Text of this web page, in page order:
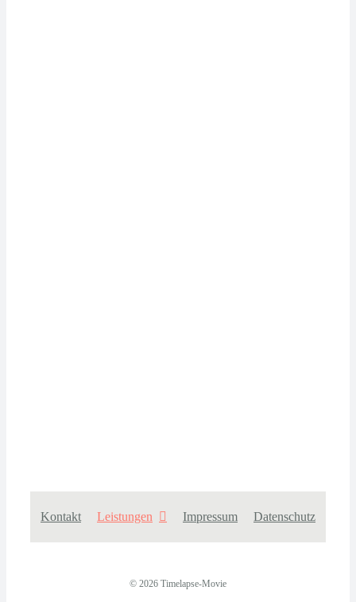
Kontakt Leistungen Impressum Datenschutz
© 2026 Timelapse-Movie